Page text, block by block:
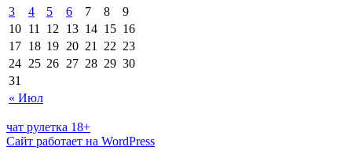
« Июл
3
4 5 6 7 8
9
10 11 12 13 14 15 16
17 18 19 20 21 22 23
24 25 26 27 28 29 30
31
чат рулетка 18+
Сайт работает на WordPress